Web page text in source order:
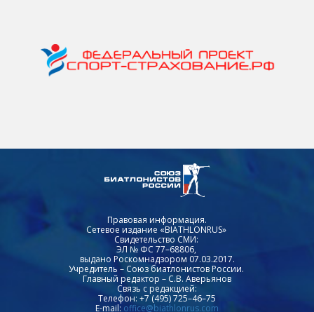
Правовая информация.
Сетевое издание «BIATHLONRUS»
Свидетельство СМИ:
ЭЛ № ФС 77–68806,
выдано Роскомнадзором 07.03.2017.
Учредитель – Союз биатлонистов России.
Главный редактор – С.В. Аверьянов
Связь с редакцией:
Телефон: +7 (495) 725–46–75
E-mail: office@biathlonrus.com